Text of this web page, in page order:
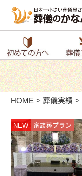
HOME 葬儀実績
NEW 家族葬プラン